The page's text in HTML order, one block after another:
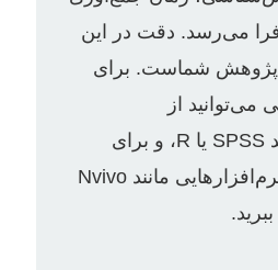
می‌رسد. دقت در این
پژوهش شماست. برای
می‌توانید از
نرم‌افزارهایی مانند SPSS یا R، و برای
داده‌های کیفی از نرم‌افزارهایی مانند Nvivo